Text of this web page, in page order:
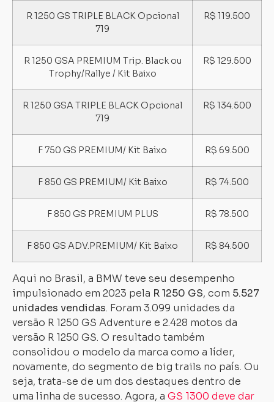
R 1250 GS TRIPLE BLACK Opcional
719
R$ 119.500
R 1250 GSA PREMIUM Trip. Black ou
Trophy/Rallye / Kit Baixo
R$ 129.500
R 1250 GSA TRIPLE BLACK Opcional
719
R$ 134.500
F 750 GS PREMIUM/ Kit Baixo R$ 69.500
F 850 GS PREMIUM/ Kit Baixo R$ 74.500
F 850 GS PREMIUM PLUS R$ 78.500
F 850 GS ADV.PREMIUM/ Kit Baixo R$ 84.500
Aqui no Brasil, a BMW teve seu desempenho
impulsionado em 2023 pela R 1250 GS, com 5.527
unidades vendidas. Foram 3.099 unidades da
versão R 1250 GS Adventure e 2.428 motos da
versão R 1250 GS. O resultado também
consolidou o modelo da marca como a líder,
novamente, do segmento de big trails no país. Ou
seja, trata-se de um dos destaques dentro de
uma linha de sucesso. Agora, a GS 1300 deve dar